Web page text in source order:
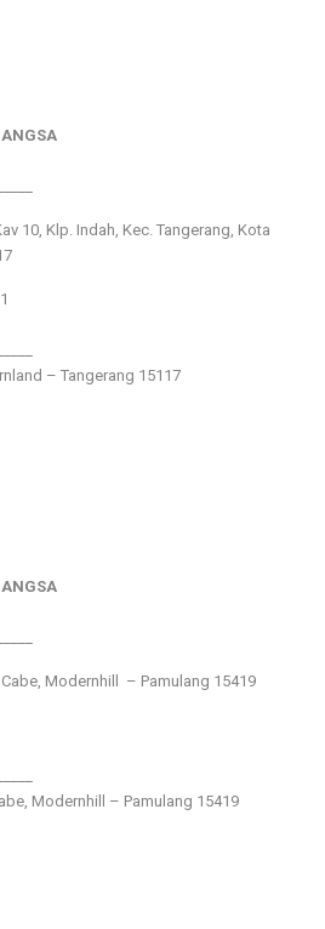
10, Klp. Indah, Kec. Tangerang, Kota
– Tangerang 15117
Modernhill – Pamulang 15419
Modernhill – Pamulang 15419